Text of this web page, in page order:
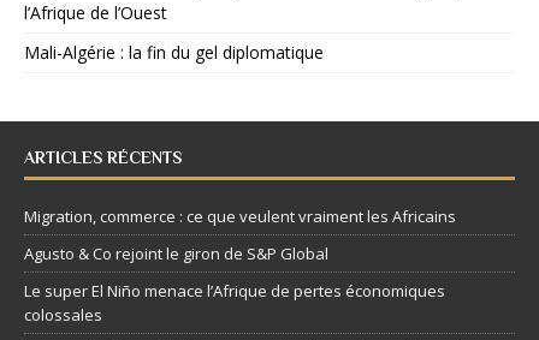
l’Afrique de l’Ouest
Mali-Algérie : la fin du gel diplomatique
ARTICLES RÉCENTS
Migration, commerce : ce que veulent vraiment les Africains
Agusto & Co rejoint le giron de S&P Global
Le super El Niño menace l’Afrique de pertes économiques
colossales